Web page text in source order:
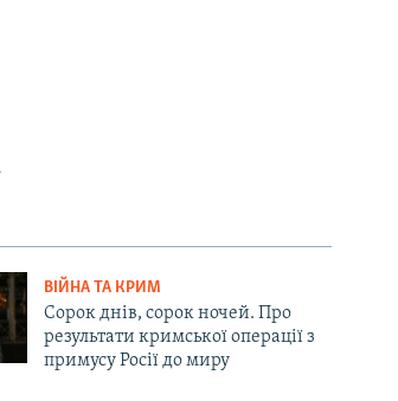
ВІЙНА ТА КРИМ
Сорок днів, сорок ночей. Про
результати кримської операції з
примусу Росії до миру